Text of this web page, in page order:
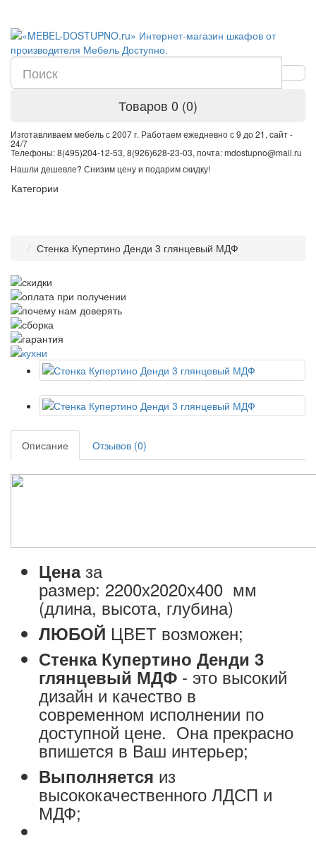
Товаров 0 (0)
Изготавливаем мебель с 2007 г. Работаем ежедневно с 9 до 21, cайт -
24/7
Телефоны: 8(495)204-12-53, 8(926)628-23-03, почта: mdostupno@mail.ru
Нашли дешевле? Снизим цену и подарим скидку!
Категории
Стенка Купертино Денди 3 глянцевый МДФ
Описание Отзывов (0)
Ценаза
размер: 2200х2020х400 мм
(длина, высота, глубина)
ЛЮБОЙ ЦВЕТ возможен;
Стенка Купертино Денди 3
глянцевый МДФ - это высокий
дизайн и качество в
современном исполнении по
доступной цене. Она прекрасно
впишется в Ваш интерьер;
Выполняется из
высококачественного ЛДСП и
МДФ;